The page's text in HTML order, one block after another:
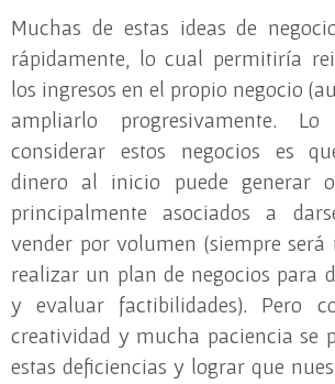
Muchas de estas ideas de
rápidamente, lo cual permitiría
los ingresos en el propio negocio
ampliarlo progresivamente.
considerar estos negocios es
dinero al inicio puede generar
principalmente asociados a
vender por volumen (siempre
realizar un plan de negocios para
y evaluar factibilidades). Pero
creatividad y mucha paciencia se
estas deficiencias y lograr que